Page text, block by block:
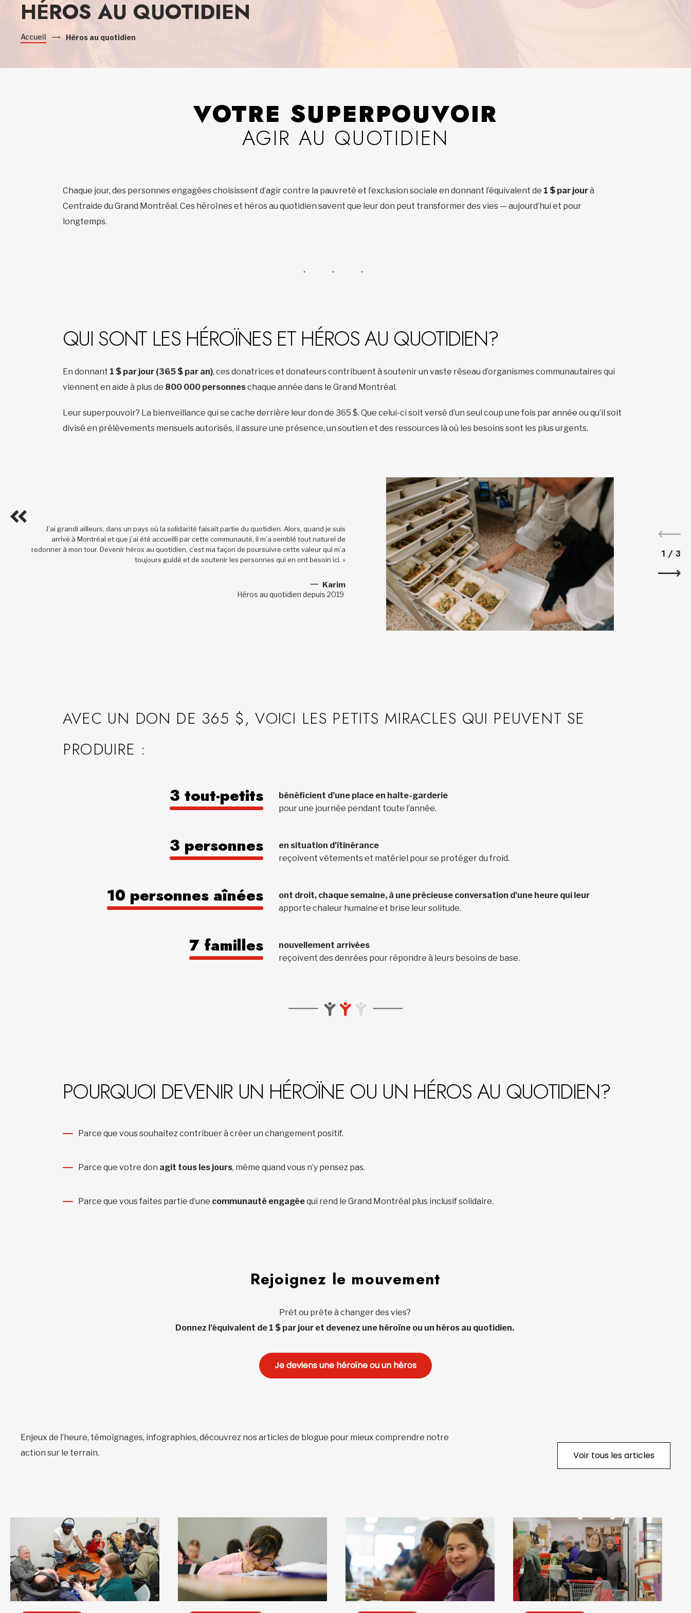
HÉROS AU QUOTIDIEN
Accueil Héros au quotidien
VOTRE SUPERPOUVOIR
AGIR AU QUOTIDIEN
Chaque jour, des personnes engagées choisissent d’agir contre la pauvreté et l’exclusion sociale en donnant l’équivalent de 1 $ par jourà
Centraide du Grand Montréal. Ces héroïnes et héros au quotidien savent que leur don peut transformer des vies — aujourd’hui et pour
longtemps.
QUI SONT LES HÉROÏNES ET HÉROS AU QUOTIDIEN?
En donnant 1 $ par jour (365 $ par an), ces donatrices et donateurs contribuent à soutenir un vaste réseau d’organismes communautaires qui
viennent en aide à plus de 800 000 personneschaque année dans le Grand Montréal.
Leur superpouvoir? La bienveillance qui se cache derrière leur don de 365 $. Que celui-ci soit versé d’un seul coup une fois par année ou qu’il soit
divisé en prélèvements mensuels autorisés, il assure une présence, un soutien et des ressources là où les besoins sont les plus urgents.
J’ai grandi ailleurs, dans un pays où la solidarité faisait partie du quotidien. Alors, quand je suis
arrivé à Montréal et que j’ai été accueilli par cette communauté, il m’a semblé tout naturel de
redonner à mon tour. Devenir héros au quotidien, c’est ma façon de poursuivre cette valeur qui m’a
toujours guidé et de soutenir les personnes qui en ont besoin ici. »
Karim
Héros au quotidien depuis 2019
1 / 3
AVEC UN DON DE 365 $, VOICI LES PETITS MIRACLES QUI PEUVENT SE
PRODUIRE :
3 tout-petits
bénéficient d’une place en halte-garderie
pour une journée pendant toute l’année.
3 personnes
en situation d’itinérance
reçoivent vêtements et matériel pour se protéger du froid.
10 personnes aînées
ont droit, chaque semaine, à une précieuse conversation d’une heure qui leur
apporte chaleur humaine et brise leur solitude.
7 familles
nouvellement arrivées
reçoivent des denrées pour répondre à leurs besoins de base.
POURQUOI DEVENIR UN HÉROÏNE OU UN HÉROS AU QUOTIDIEN?
Parce que vous souhaitez contribuer à créer un changement positif.
Parce que votre don agit tous les jours, même quand vous n’y pensez pas.
Parce que vous faites partie d’une communauté engagéequi rend le Grand Montréal plus inclusif solidaire.
Rejoignez le mouvement
Prêt ou prête à changer des vies?
Donnez l’équivalent de 1 $ par jour et devenez une héroïne ou un héros au quotidien.
Je deviens une héroïne ou un héros
Enjeux de l’heure, témoignages, infographies, découvrez nos articles de blogue pour mieux comprendre notre
action sur le terrain.
Voir tous les articles